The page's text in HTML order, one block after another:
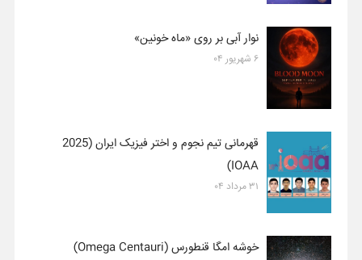
نوار آبی بر روی «ماه خونین»
۶ شهریور ۰۴
قهرمانی تیم نجوم و اختر فیزیک ایران (2025
IOAA)
۳۱ مرداد ۰۴
خوشه امگا قنطورس (Omega Centauri)